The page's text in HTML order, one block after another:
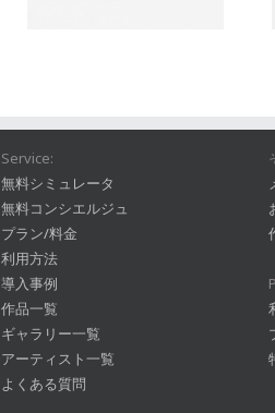
Service:
無料シミュレータ
無料コンシエルジュ
プラン/料金
利用方法
導入事例
作品一覧
ギャラリー一覧
アーティスト一覧
よくある質問